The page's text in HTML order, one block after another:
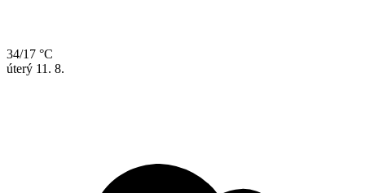
34/17 °C
úterý 11. 8.